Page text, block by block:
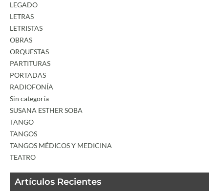
LEGADO
LETRAS
LETRISTAS
OBRAS
ORQUESTAS
PARTITURAS
PORTADAS
RADIOFONÍA
Sin categoría
SUSANA ESTHER SOBA
TANGO
TANGOS
TANGOS MÉDICOS Y MEDICINA
TEATRO
Artículos Recientes